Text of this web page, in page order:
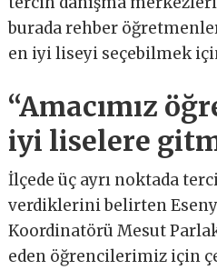
burada rehber
en iyi liseyi seçebilmek
“Amacımız
iyi liselere
İlçede üç ayrı noktada
verdiklerini belirten
Koordinatörü Mesut
eden öğrencilerimiz için